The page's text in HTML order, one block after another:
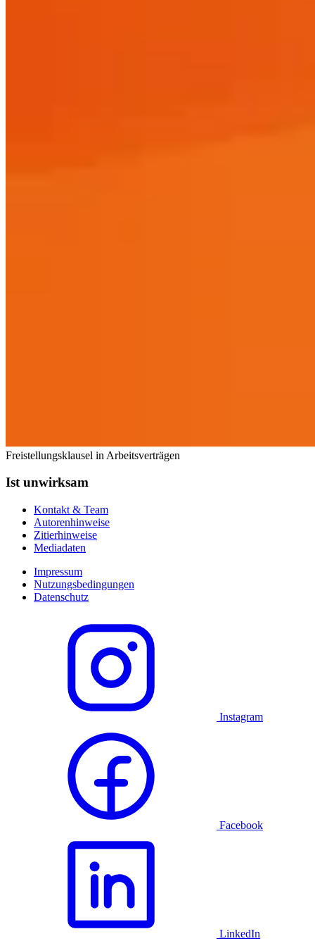
Freistellungsklausel in Arbeitsverträgen
Ist unwirksam
Kontakt & Team
Autorenhinweise
Zitierhinweise
Mediadaten
Impressum
Nutzungsbedingungen
Datenschutz
Instagram
Facebook
LinkedIn